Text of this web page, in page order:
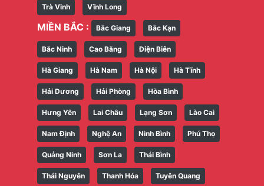
Trà Vinh Vĩnh Long
MIỀN BẮC : Bắc Giang Bắc Kạn
Bắc Ninh Cao Bằng Điện Biên
Hà Giang Hà Nam Hà Nội Hà Tĩnh
Hải Dương Hải Phòng Hòa Bình
Hưng Yên Lai Châu Lạng Sơn Lào Cai
Nam Định Nghệ An Ninh Bình Phú Thọ
Quảng Ninh Sơn La Thái Bình
Thái Nguyên Thanh Hóa Tuyên Quang